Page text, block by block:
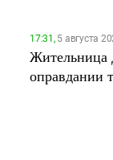
17:31,5 августа
Жительница
оправдании